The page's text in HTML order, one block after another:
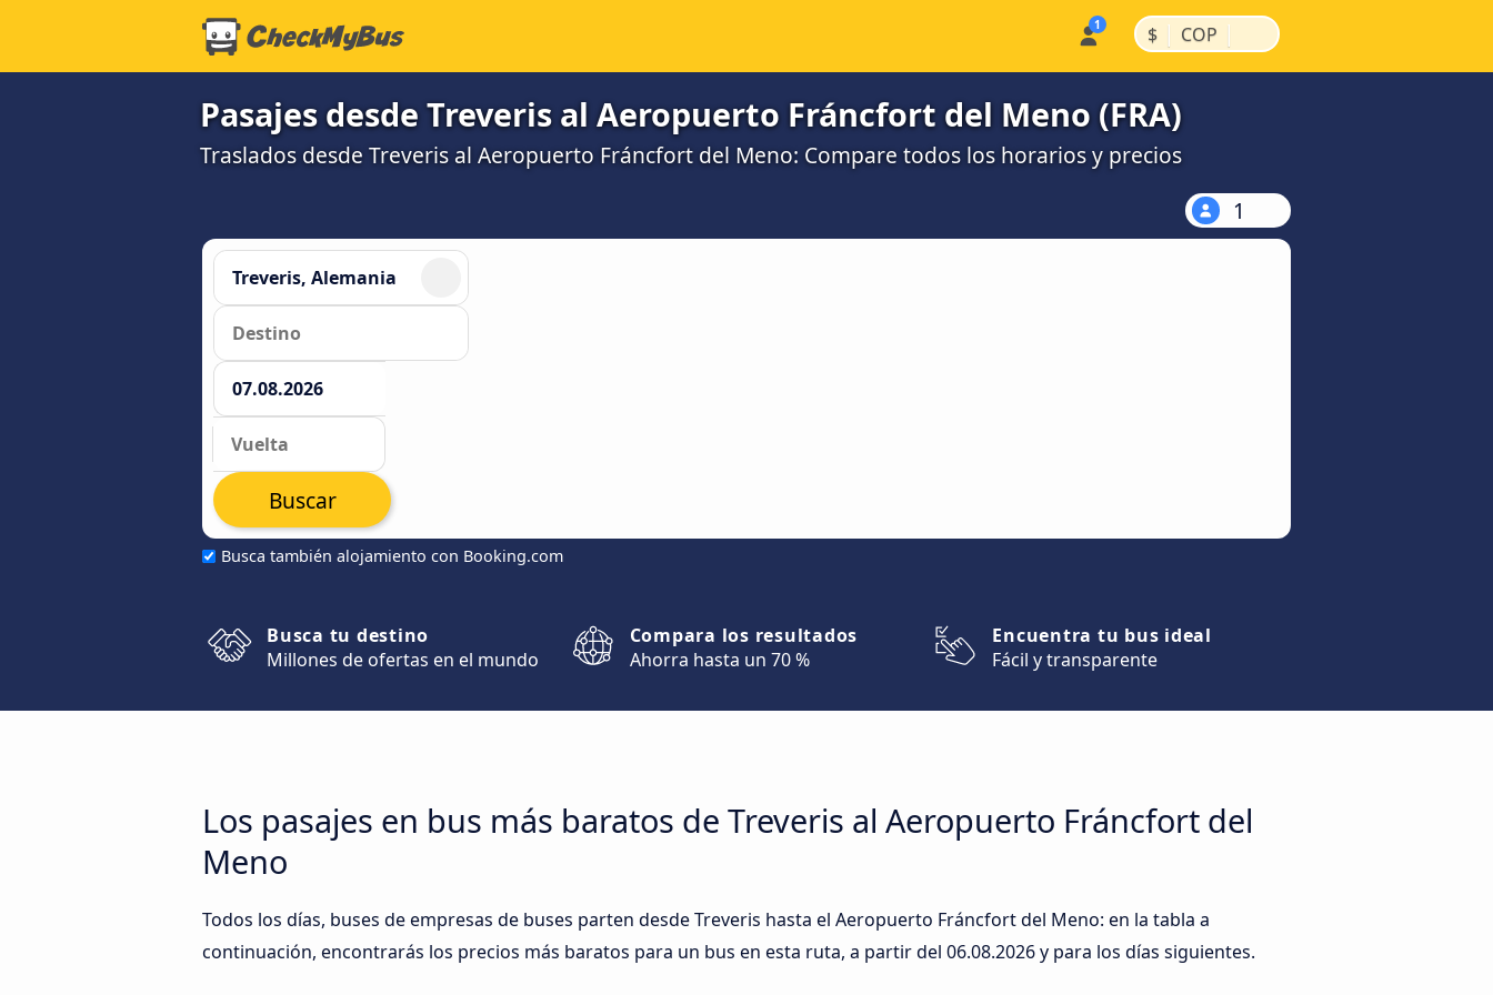
$ | COP |
Pasajes desde Treveris al Aeropuerto Fráncfort del Meno (FRA)
Traslados desde Treveris al Aeropuerto Fráncfort del Meno: Compare todos los horarios y precios
1
Busca también alojamiento con Booking.com
Buscar
Busca tu destino
Millones de ofertas en el mundo
Compara los resultados
Ahorra hasta un 70 %
Encuentra tu bus ideal
Fácil y transparente
Los pasajes en bus más baratos de Treveris al Aeropuerto Fráncfort del
Meno
Todos los días, buses de empresas de buses parten desde Treveris hasta el Aeropuerto Fráncfort del Meno: en la tabla a
continuación, encontrarás los precios más baratos para un bus en esta ruta, a partir del 06.08.2026y para los días siguientes.